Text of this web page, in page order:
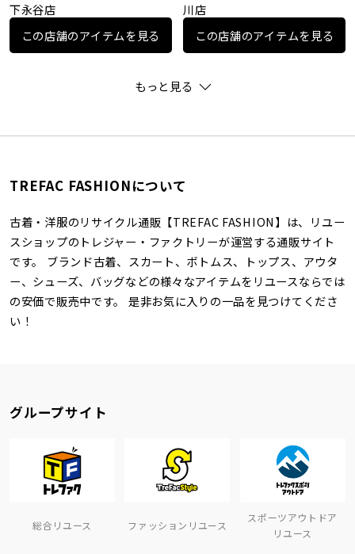
下永谷店
この店舗のアイテムを見る
川店
この店舗のアイテムを見る
もっと見る
TREFAC FASHIONについて
古着・洋服のリサイクル通販【TREFAC FASHION】は、リユー
スショップのトレジャー・ファクトリーが運営する通販サイト
です。 ブランド古着、スカート、ボトムス、トップス、アウタ
ー、シューズ、バッグなどの様々なアイテムをリユースならでは
の安価で販売中です。 是非お気に入りの一品を見つけてくださ
い！
グループサイト
総合リユース ファッションリユース
スポーツアウトドア
リユース